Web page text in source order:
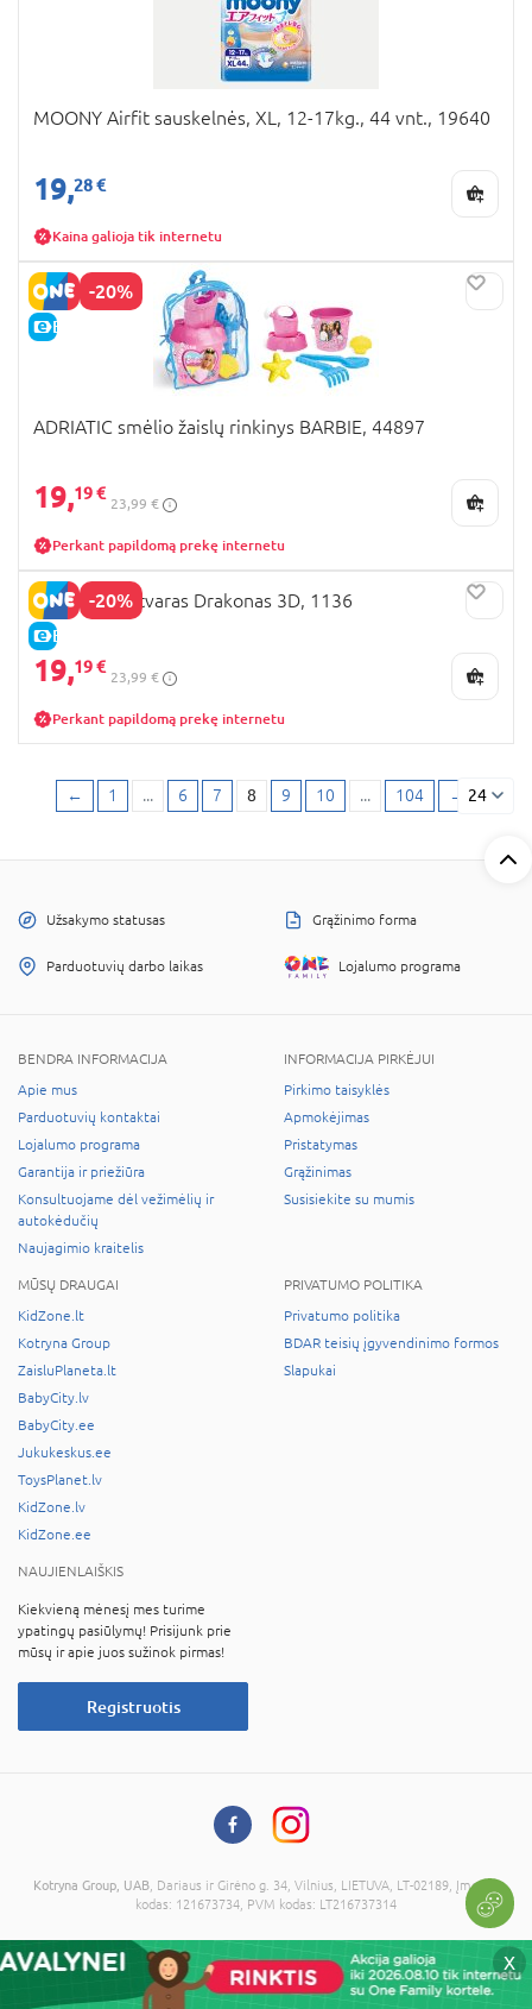
MOONY Airfit sauskelnės, XL, 12-17kg., 44 vnt., 19640
19,28 €
Kaina galioja tik internetu
-20%
E-KAINA
ADRIATIC smėlio žaislų rinkinys BARBIE, 44897
19,19 €
23,99 €
Perkant papildomą prekę internetu
-20%
E-KAINA
GUNTHER aitvaras Drakonas 3D, 1136
19,19 €
23,99 €
Perkant papildomą prekę internetu
← 1 ... 6 7 8 9 10 ... 104 → 24
X
Užsakymo statusas Grąžinimo forma
Parduotuvių darbo laikas Lojalumo programa
BENDRA INFORMACIJA
Apie mus
Parduotuvių kontaktai
Lojalumo programa
Garantija ir priežiūra
Konsultuojame dėl vežimėlių ir
autokėdučių
Naujagimio kraitelis
INFORMACIJA PIRKĖJUI
Pirkimo taisyklės
Apmokėjimas
Pristatymas
Grąžinimas
Susisiekite su mumis
MŪSŲ DRAUGAI
KidZone.lt
Kotryna Group
ZaisluPlaneta.lt
BabyCity.lv
BabyCity.ee
Jukukeskus.ee
ToysPlanet.lv
KidZone.lv
KidZone.ee
PRIVATUMO POLITIKA
Privatumo politika
BDAR teisių įgyvendinimo formos
Slapukai
NAUJIENLAIŠKIS
Kiekvieną mėnesį mes turime
ypatingų pasiūlymų! Prisijunk prie
mūsų ir apie juos sužinok pirmas!
Registruotis
Kotryna Group, UAB , Dariaus ir Girėno g. 34, Vilnius, LIETUVA, LT-02189, Įmonės
kodas: 121673734, PVM kodas: LT216737314
© 2026 Visos teisės saugomos. Kopijuoti informaciją be administracijos sutikimo
draudžiama